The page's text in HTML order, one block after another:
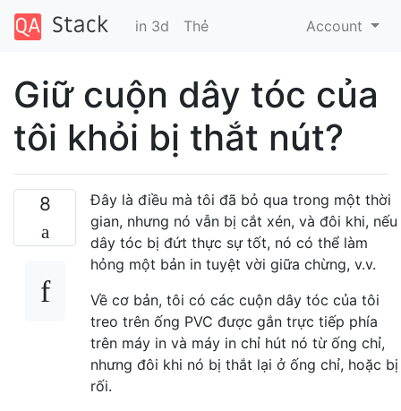
in 3d Thẻ Account
Giữ cuộn dây tóc của
tôi khỏi bị thắt nút?
8
Đây là điều mà tôi đã bỏ qua trong một thời
gian, nhưng nó vẫn bị cắt xén, và đôi khi, nếu
dây tóc bị đứt thực sự tốt, nó có thể làm
hỏng một bản in tuyệt vời giữa chừng, v.v.
Về cơ bản, tôi có các cuộn dây tóc của tôi
treo trên ống PVC được gắn trực tiếp phía
trên máy in và máy in chỉ hút nó từ ống chỉ,
nhưng đôi khi nó bị thắt lại ở ống chỉ, hoặc bị
rối.